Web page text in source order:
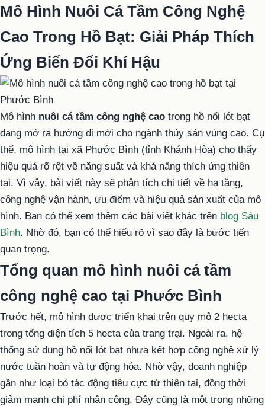
trong
Mô Hình Nuôi Cá Tầm Công Nghệ
Cao Trong Hồ Bạt: Giải Pháp Thích
Ứng Biến Đổi Khí Hậu
Mô hình nuôi cá tầm công nghệ cao trong hồ nổi lót bạt
đang mở ra hướng đi mới cho ngành thủy sản vùng cao. Cụ
thể, mô hình tại xã Phước Bình (tỉnh Khánh Hòa) cho thấy
hiệu quả rõ rệt về năng suất và khả năng thích ứng thiên
tai. Vì vậy, bài viết này sẽ phân tích chi tiết về hạ tầng,
công nghệ vận hành, ưu điểm và hiệu quả sản xuất của mô
hình. Bạn có thể xem thêm các bài viết khác trên blog Sáu
Bình. Nhờ đó, bạn có thể hiểu rõ vì sao đây là bước tiến
quan trọng.
Tổng quan mô hình nuôi cá tầm
công nghệ cao tại Phước Bình
Trước hết, mô hình được triển khai trên quy mô 2 hecta
trong tổng diện tích 5 hecta của trang trại. Ngoài ra, hệ
thống sử dụng hồ nổi lót bạt nhựa kết hợp công nghệ xử lý
nước tuần hoàn và tự động hóa. Nhờ vậy, doanh nghiệp
gần như loại bỏ tác động tiêu cực từ thiên tai, đồng thời
giảm mạnh chi phí nhân công. Đây cũng là một trong những